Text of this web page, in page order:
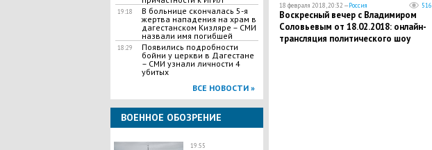
19:18
В больнице скончалась 5-я
жертва нападения на храм в
дагестанском Кизляре – СМИ
назвали имя погибшей
18:29
​Появились подробности
бойни у церкви в Дагестане
– СМИ узнали личности 4
убитых
ВСЕ НОВОСТИ »
ВОЕННОЕ ОБОЗРЕНИЕ
19:55
18 февраля 2018, 20:32 —Россия 516
Воскресный вечер с Владимиром
Соловьевым от 18.02.2018: онлайн-
трансляция политического шоу